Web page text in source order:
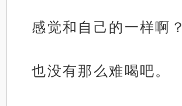
感觉和自己的一样啊？
也没有那么难喝吧。